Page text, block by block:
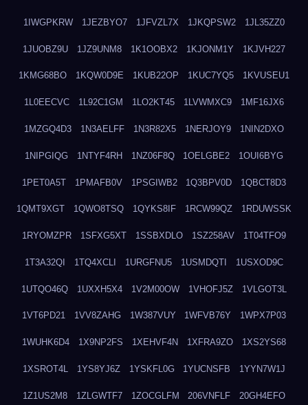
1IWGPKRW 1JEZBYO7 1JFVZL7X 1JKQPSW2 1JL35ZZ0
1JUOBZ9U 1JZ9UNM8 1K1OOBX2 1KJONM1Y 1KJVH227
1KMG68BO 1KQW0D9E 1KUB22OP 1KUC7YQ5 1KVUSEU1
1L0EECVC 1L92C1GM 1LO2KT45 1LVWMXC9 1MF16JX6
1MZGQ4D3 1N3AELFF 1N3R82X5 1NERJOY9 1NIN2DXO
1NIPGIQG 1NTYF4RH 1NZ06F8Q 1OELGBE2 1OUI6BYG
1PET0A5T 1PMAFB0V 1PSGIWB2 1Q3BPV0D 1QBCT8D3
1QMT9XGT 1QWO8TSQ 1QYKS8IF 1RCW99QZ 1RDUWSSK
1RYOMZPR 1SFXG5XT 1SSBXDLO 1SZ258AV 1T04TFO9
1T3A32QI 1TQ4XCLI 1URGFNU5 1USMDQTI 1USXOD9C
1UTQO46Q 1UXXH5X4 1V2M00OW 1VHOFJ5Z 1VLGOT3L
1VT6PD21 1VV8ZAHG 1W387VUY 1WFVB76Y 1WPX7P03
1WUHK6D4 1X9NP2FS 1XEHVF4N 1XFRA9ZO 1XS2YS68
1XSROT4L 1YS8YJ6Z 1YSKFL0G 1YUCNSFB 1YYN7W1J
1Z1US2M8 1ZLGWTF7 1ZOCGLFM 206VNFLF 20GH4EFO